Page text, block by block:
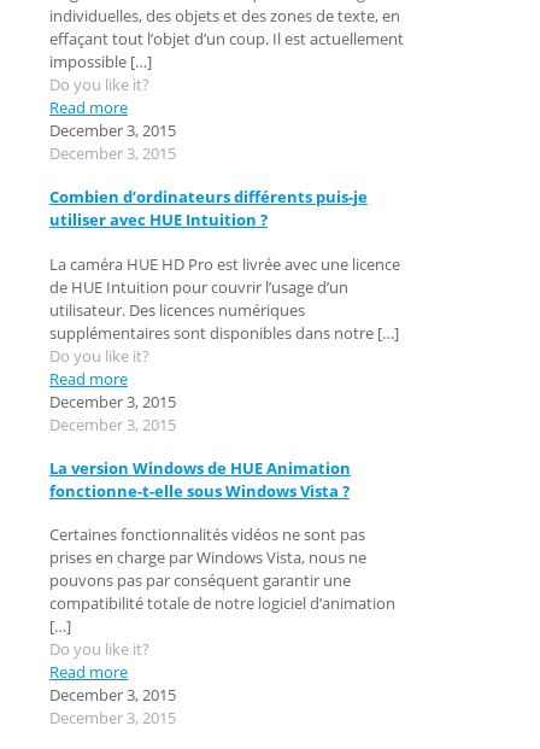
individuelles, des objets et des zones de texte, en
effaçant tout l’objet d’un coup. Il est actuellement
impossible […]
Do you like it?
Read more
December 3, 2015
December 3, 2015
Combien d’ordinateurs différents puis-je
utiliser avec HUE Intuition ?
La caméra HUE HD Pro est livrée avec une licence
de HUE Intuition pour couvrir l’usage d’un
utilisateur. Des licences numériques
supplémentaires sont disponibles dans notre […]
Do you like it?
Read more
December 3, 2015
December 3, 2015
La version Windows de HUE Animation
fonctionne-t-elle sous Windows Vista ?
Certaines fonctionnalités vidéos ne sont pas
prises en charge par Windows Vista, nous ne
pouvons pas par conséquent garantir une
compatibilité totale de notre logiciel d’animation
[…]
Do you like it?
Read more
December 3, 2015
December 3, 2015